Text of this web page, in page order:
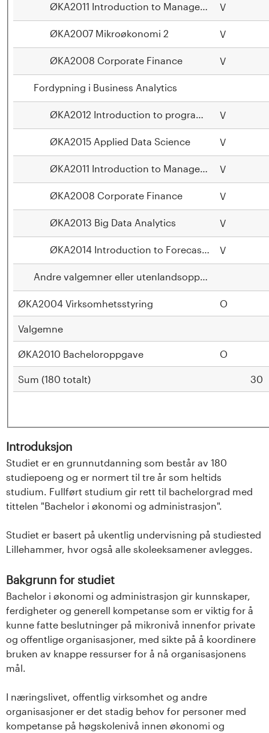
ØKA2011 Introduction to Management Science
V
ØKA2007 Mikroøkonomi 2 V
ØKA2008 Corporate Finance V
Fordypning i Business Analytics
ØKA2012 Introduction to programming
V
ØKA2015 Applied Data Science V
ØKA2011 Introduction to Management Science
V
ØKA2008 Corporate Finance V
ØKA2013 Big Data Analytics V
ØKA2014 Introduction to Forecasting Models
V
Andre valgemner eller utenlandsopphold
ØKA2004 Virksomhetsstyring O
Valgemne
ØKA2010 Bacheloroppgave O
Sum (180 totalt) 30
Introduksjon
Studiet er en grunnutdanning som består av 180
studiepoeng og er normert til tre år som heltids
studium. Fullført studium gir rett til bachelorgrad med
tittelen "Bachelor i økonomi og administrasjon".
Studiet er basert på ukentlig undervisning på studiested
Lillehammer, hvor også alle skoleeksamener avlegges.
Bakgrunn for studiet
Bachelor i økonomi og administrasjon gir kunnskaper,
ferdigheter og generell kompetanse som er viktig for å
kunne fatte beslutninger på mikronivå innenfor private
og offentlige organisasjoner, med sikte på å koordinere
bruken av knappe ressurser for å nå organisasjonens
mål.
I næringslivet, offentlig virksomhet og andre
organisasjoner er det stadig behov for personer med
kompetanse på høgskolenivå innen økonomi og